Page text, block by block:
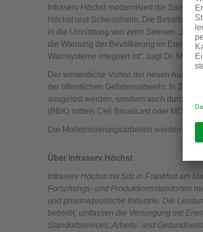
Infraserv Höchst modernisiert die
Höchst und Schwanheim. Die
in die Umrüstung von zehn Sirenen.
die Warnung der Bevölkerung im
Warnsysteme integriert ist“, sagt Dr.
Der wesentliche Vorteil der neuen
der öffentlichen Gefahrenabwehr. In
ausgelöst werden, sondern auch durch
(BBK) mittels Cell Broadcast oder
Die Modernisierungsarbeiten werden
Über Infraserv Höchst
Infraserv Höchst mit Sitz in Frankfurt am
Forschungs- und Produktionsstandorten
und pharmazeutische Industrie. Die
betreibt, umfassen die Versorgung mit
Standortservices, Arbeits- und